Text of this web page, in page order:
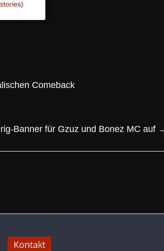
Comeback
Banner für Gzuz und Bonez MC auf
Kontakt